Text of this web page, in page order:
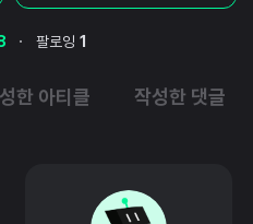
·팔로잉1
한 아티클 작성한 댓글